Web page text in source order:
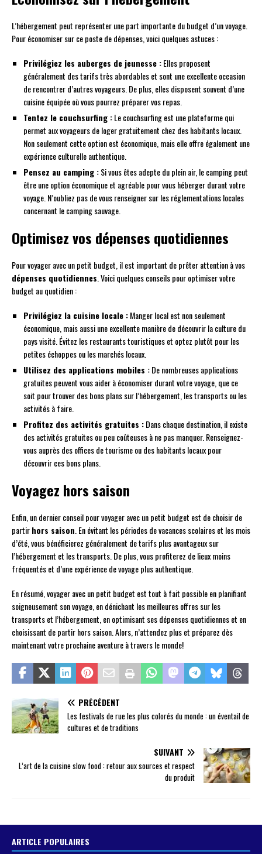
L’hébergement peut représenter une part importante du budget d’un voyage.
Pour économiser sur ce poste de dépenses, voici quelques astuces :
Privilégiez les auberges de jeunesse :Elles proposent
généralement des tarifs très abordables et sont une excellente occasion
de rencontrer d’autres voyageurs. De plus, elles disposent souvent d’une
cuisine équipée où vous pourrez préparer vos repas.
Tentez le couchsurfing :Le couchsurfing est une plateforme qui
permet aux voyageurs de loger gratuitement chez des habitants locaux.
Non seulement cette option est économique, mais elle offre également une
expérience culturelle authentique.
Pensez au camping :Si vous êtes adepte du plein air, le camping peut
être une option économique et agréable pour vous héberger durant votre
voyage. N’oubliez pas de vous renseigner sur les réglementations locales
concernant le camping sauvage.
Optimisez vos dépenses quotidiennes
Pour voyager avec un petit budget, il est important de prêter attention à vos
dépenses quotidiennes . Voici quelques conseils pour optimiser votre
budget au quotidien :
Privilégiez la cuisine locale :Manger local est non seulement
économique, mais aussi une excellente manière de découvrir la culture du
pays visité. Évitez les restaurants touristiques et optez plutôt pour les
petites échoppes ou les marchés locaux.
Utilisez des applications mobiles :De nombreuses applications
gratuites peuvent vous aider à économiser durant votre voyage, que ce
soit pour trouver des bons plans sur l’hébergement, les transports ou les
activités à faire.
Profitez des activités gratuites :Dans chaque destination, il existe
des activités gratuites ou peu coûteuses à ne pas manquer. Renseignez-
vous auprès des offices de tourisme ou des habitants locaux pour
découvrir ces bons plans.
Voyagez hors saison
Enfin, un dernier conseil pour voyager avec un petit budget est de choisir de
partirhors saison . En évitant les périodes de vacances scolaires et les mois
d’été, vous bénéficierez généralement de tarifs plus avantageux sur
l’hébergement et les transports. De plus, vous profiterez de lieux moins
fréquentés et d’une expérience de voyage plus authentique.
En résumé, voyager avec un petit budget est tout à fait possible en planifiant
soigneusement son voyage, en dénichant les meilleures offres sur les
transports et l’hébergement, en optimisant ses dépenses quotidiennes et en
choisissant de partir hors saison. Alors, n’attendez plus et préparez dès
maintenant votre prochaine aventure à travers le monde!
PRÉCÉDENT
Les festivals de rue les plus colorés du monde : un éventail de
cultures et de traditions
SUIVANT
L’art de la cuisine slow food : retour aux sources et respect
du produit
ARTICLE POPULAIRES